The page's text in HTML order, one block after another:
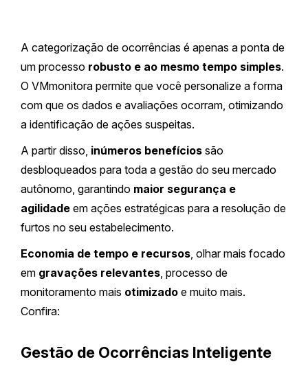
A categorização de ocorrências é apenas a ponta de
um processo robusto e ao mesmo tempo simples.
O VMmonitora permite que você personalize a forma
com que os dados e avaliações ocorram, otimizando
a identificação de ações suspeitas.
A partir disso, inúmeros benefícios são
desbloqueados para toda a gestão do seu mercado
autônomo, garantindo maior segurança e
agilidade em ações estratégicas para a resolução de
furtos no seu estabelecimento.
Economia de tempo e recursos, olhar mais focado
em gravações relevantes, processo de
monitoramento mais otimizado e muito mais.
Confira:
Gestão de Ocorrências Inteligente